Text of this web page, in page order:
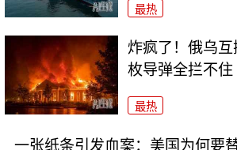
最热
炸疯了！俄乌互
枚导弹全拦不住
最热
一张纸条引发血案：美国为何要替